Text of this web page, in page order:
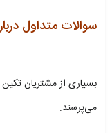
سوالات متداول
بسیاری از مشتریان
می‌پرسند: